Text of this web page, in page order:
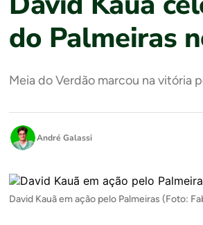
do Palmeiras
Meia do Verdão marcou na vitória
André Galassi
David Kauã em ação pelo Palmeiras (Foto: